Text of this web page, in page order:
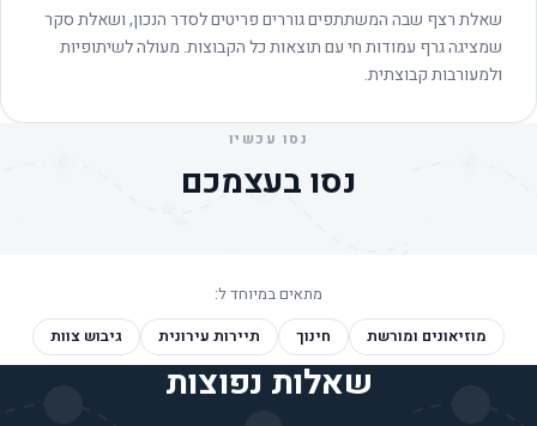
שאלת רצף שבה המשתתפים גוררים פריטים לסדר הנכון, ושאלת סקר
שמציגה גרף עמודות חי עם תוצאות כל הקבוצות. מעולה לשיתופיות
ולמעורבות קבוצתית.
נסו עכשיו
נסו בעצמכם
מתאים במיוחד ל:
מוזיאונים ומורשת
חינוך תיירות עירונית גיבוש צוות
שאלות נפוצות